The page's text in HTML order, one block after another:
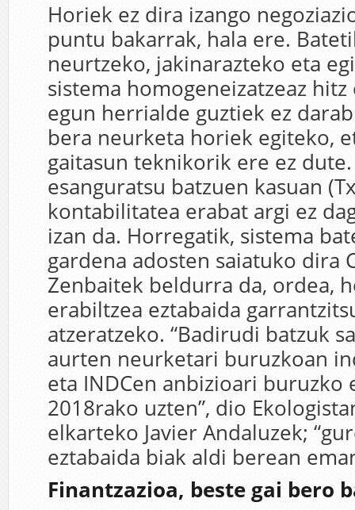
Horiek ez dira izango
puntu bakarrak, hala ere.
neurtzeko, jakinarazteko eta
sistema homogeneizatzeaz
egun herrialde guztiek ez
bera neurketa horiek egiteko,
gaitasun teknikorik ere ez
esanguratsu batzuen kasuan
kontabilitatea erabat argi ez
izan da. Horregatik, sistema
gardena adosten saiatuko dira
Zenbaitek beldurra da, ordea,
erabiltzea eztabaida
atzeratzeko. “Badirudi batzuk
aurten neurketari buruzkoan
eta INDCen anbizioari buruzko
2018rako uzten”, dio
elkarteko Javier Andaluzek;
eztabaida biak aldi berean
Finantzazioa, beste gai bero